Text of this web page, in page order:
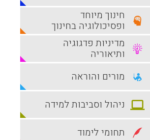
חינוך מיוחד
ופסיכולוגיה בחינוך
מדיניות פדגוגיה
ותיאוריה
מורים והוראה
ניהול וסביבות למידה
תחומי לימוד